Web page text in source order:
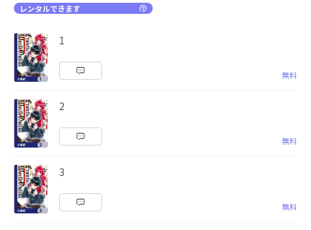
レンタルできます
1
無料
2
無料
3
無料